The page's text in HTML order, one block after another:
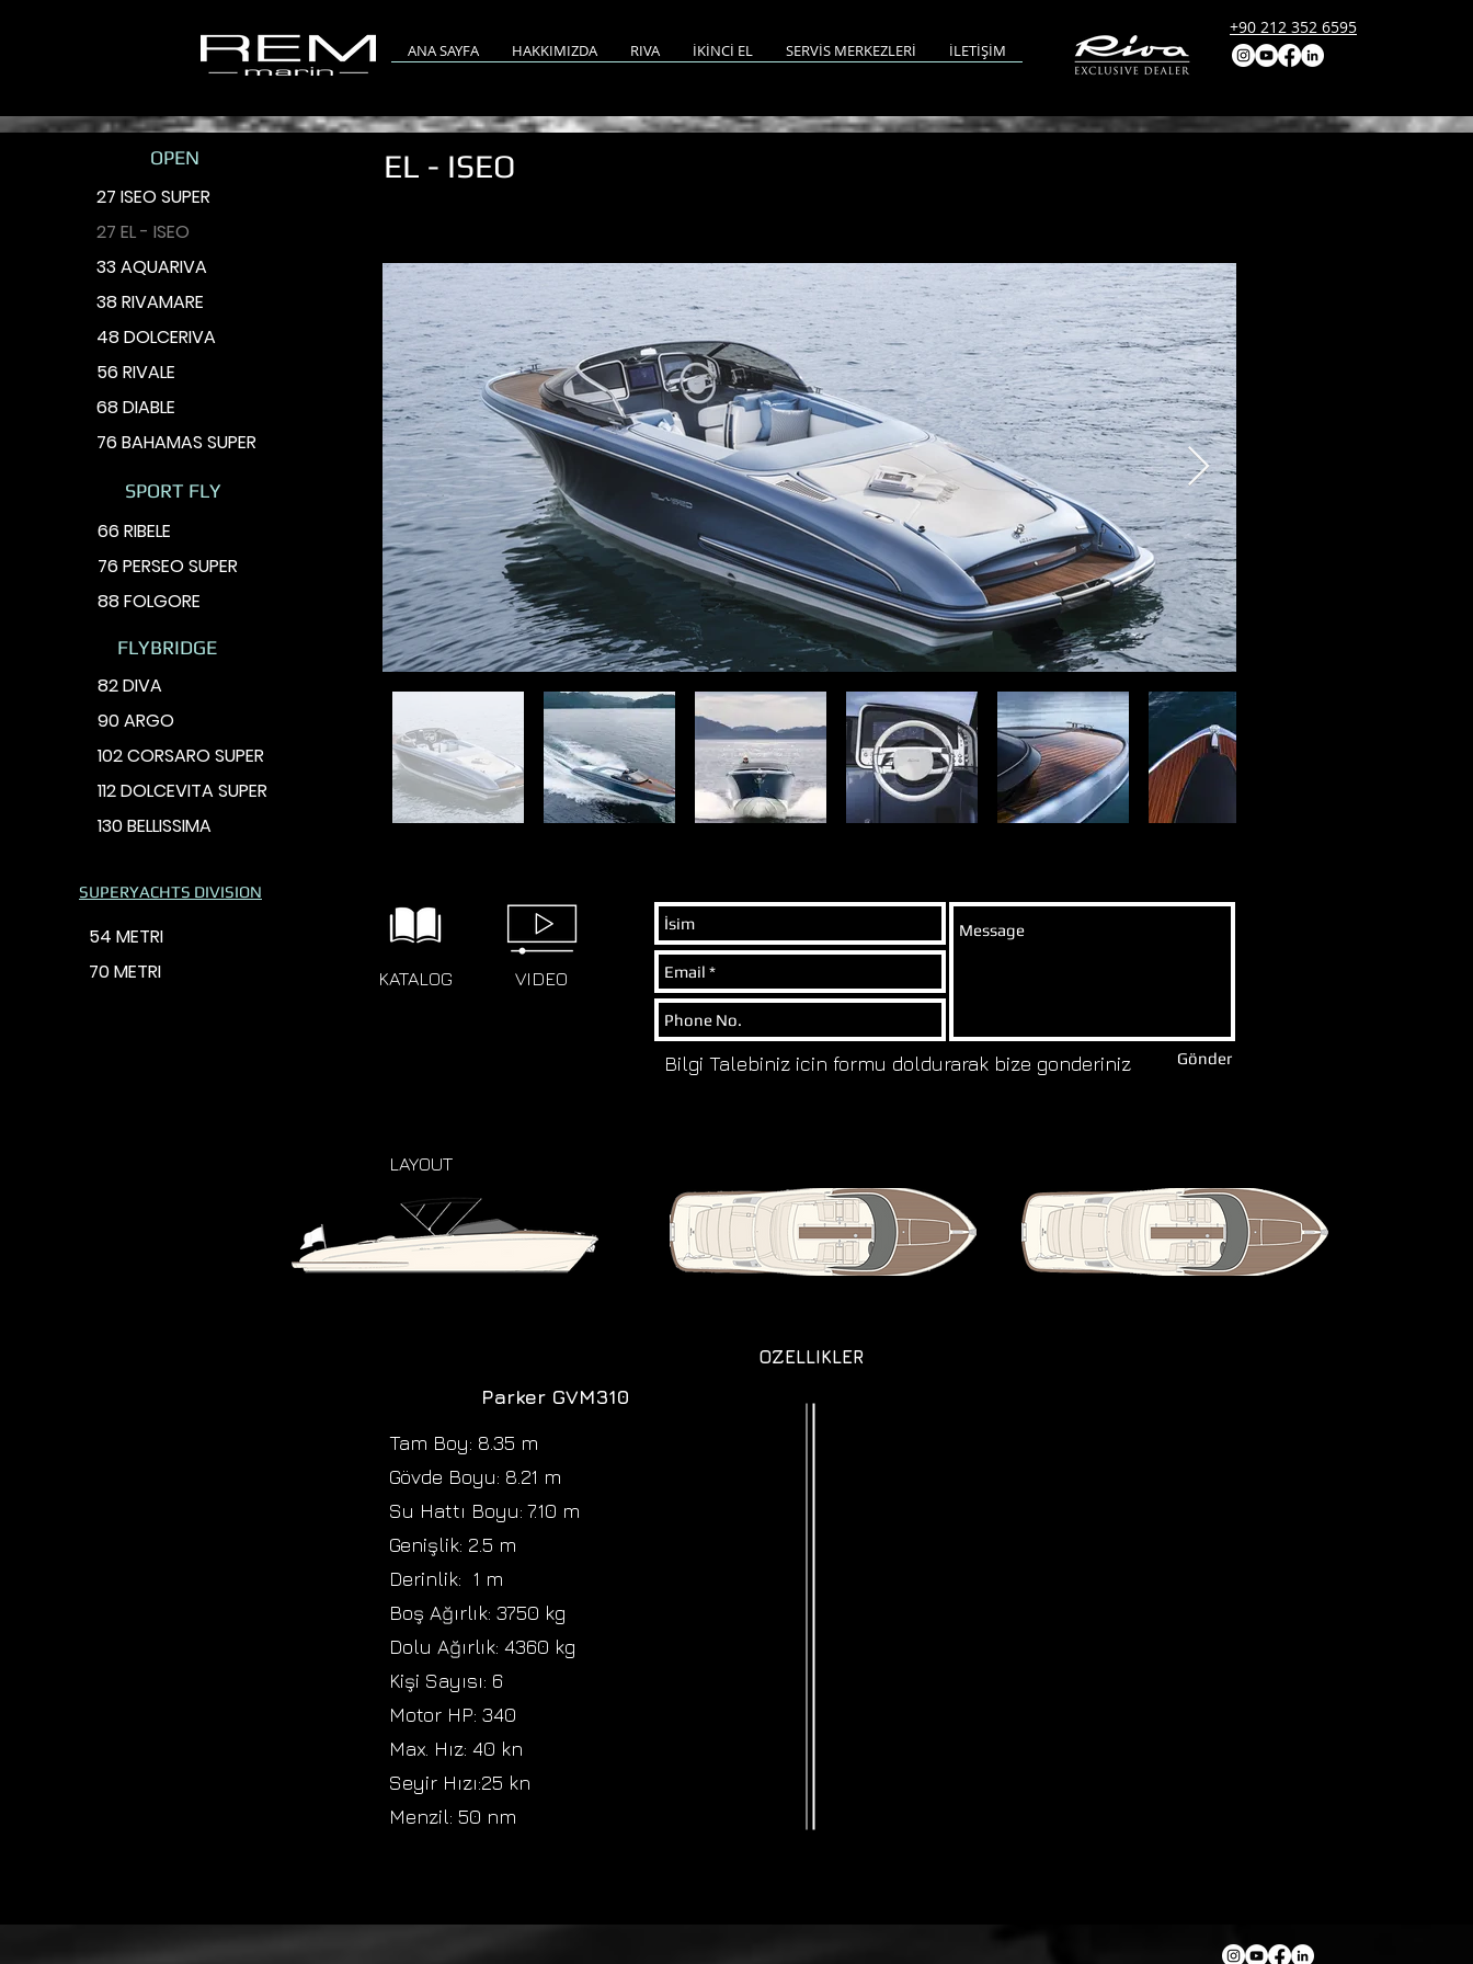
ANA SAYFA HAKKIMIZDA RIVA İKİNCİ EL SERVİS MERKEZLERİ İLETİŞİM
+90 212 352 6595
OPEN
27 ISEO SUPER
27 EL - ISEO
33 AQUARIVA
38 RIVAMARE
48 DOLCERIVA
56 RIVALE
68 DIABLE
76 BAHAMAS SUPER
SPORT FLY
66 RIBELE
76 PERSEO SUPER
88 FOLGORE
FLYBRIDGE
82 DIVA
90 ARGO
102 CORSARO SUPER
112 DOLCEVITA SUPER
130 BELLISSIMA
SUPERYACHTS DIVISION
54 METRI
70 METRI
EL - ISEO
KATALOG VIDEO
Bilgi Talebiniz icin formu doldurarak bize gonderiniz Gönder
LAYOUT
OZELLIKLER
Parker GVM310
Tam Boy: 8.35 m
Gövde Boyu: 8.21 m
Su Hattı Boyu: 7.10 m
Genişlik: 2.5 m
Derinlik: 1 m
Boş Ağırlık: 3750 kg
Dolu Ağırlık: 4360 kg
Kişi Sayısı: 6
Motor HP: 340
Max. Hız: 40 kn
Seyir Hızı:25 kn
Menzil: 50 nm